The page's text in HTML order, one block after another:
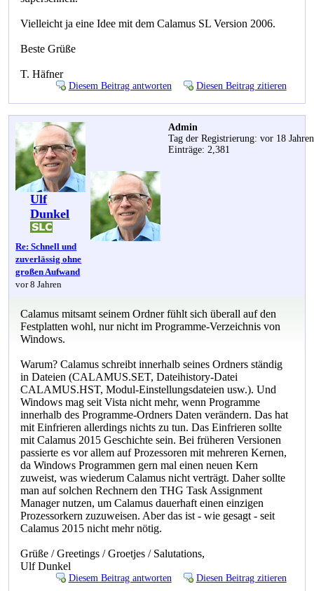
Vielleicht ja eine Idee mit dem Calamus SL Version 2006.
Beste Grüße
T. Häfner
Diesem Beitrag antworten Diesen Beitrag zitieren
Ulf
Dunkel
Re: Schnell und
zuverlässig ohne
großen Aufwand
vor 8 Jahren
Admin
Tag der Registrierung: vor 18 Jahren
Einträge: 2,381
Calamus mitsamt seinem Ordner fühlt sich überall auf den
Festplatten wohl, nur nicht im Programme-Verzeichnis von
Windows.
Warum? Calamus schreibt innerhalb seines Ordners ständig
in Dateien (CALAMUS.SET, Dateihistory-Datei
CALAMUS.HST, Modul-Einstellungsdateien usw.). Und
Windows mag seit Vista nicht mehr, wenn Programme
innerhalb des Programme-Ordners Daten verändern. Das hat
mit Einfrieren allerdings nichts zu tun. Das Einfrieren sollte
mit Calamus 2015 Geschichte sein. Bei früheren Versionen
passierte es vor allem auf Prozessoren mit mehreren Kernen,
da Windows Programmen gern mal einen neuen Kern
zuweist, was wiederum Calamus nicht verträgt. Daher sollte
man auf solchen Rechnern den THG Task Assignment
Manager nutzen, um Calamus dauerhaft einen einzigen
Prozessorkern zuzuweisen. Aber das ist - wie gesagt - seit
Calamus 2015 nicht mehr nötig.
Grüße / Greetings / Groetjes / Salutations,
Ulf Dunkel
Diesem Beitrag antworten Diesen Beitrag zitieren